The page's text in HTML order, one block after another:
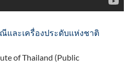
ละเครื่องประดับแห่งชาติ
of Thailand (Public